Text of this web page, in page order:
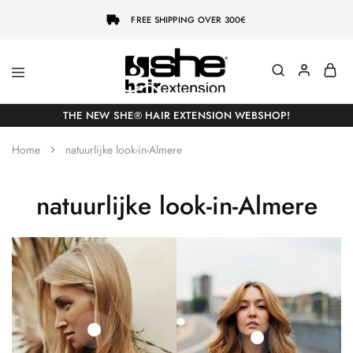
FREE SHIPPING OVER 300€
She-
Hairextensions
Socap
Premium
Hair
THE NEW SHE® HAIR EXTENSION WEBSHOP!
Home natuurlijke look-in-Almere
natuurlijke look-in-Almere